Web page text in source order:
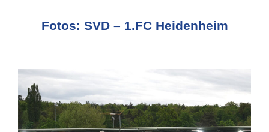
Fotos: SVD – 1.FC Heidenheim